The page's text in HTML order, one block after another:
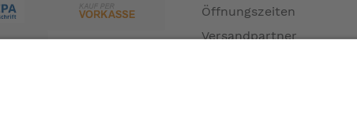
Öffnungszeiten
Versandpartner